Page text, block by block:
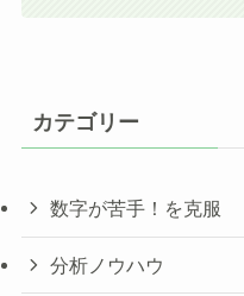
カテゴリー
数字が苦手！を克服
分析ノウハウ